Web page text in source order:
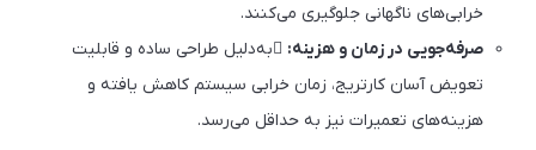
خرابی‌های ناگهانی جلوگیری می‌کنند.
صرفه‌جویی در زمان و هزینه:
به‌دلیل طراحی ساده و قابلیت
تعویض آسان کارتریج، زمان خرابی سیستم کاهش یافته و
هزینه‌های تعمیرات نیز به حداقل می‌رسد.